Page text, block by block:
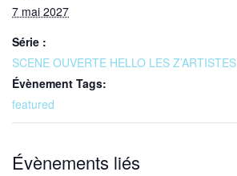
7 mai 2027
Série :
SCENE OUVERTE HELLO LES Z’ARTISTES
Évènement Tags:
featured
Évènements liés